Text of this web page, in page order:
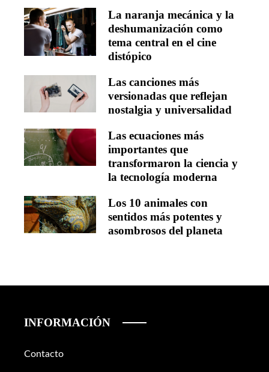
La naranja mecánica y la
deshumanización como
tema central en el cine
distópico
Las canciones más
versionadas que reflejan
nostalgia y universalidad
Las ecuaciones más
importantes que
transformaron la ciencia y
la tecnología moderna
Los 10 animales con
sentidos más potentes y
asombrosos del planeta
INFORMACIÓN
Contacto